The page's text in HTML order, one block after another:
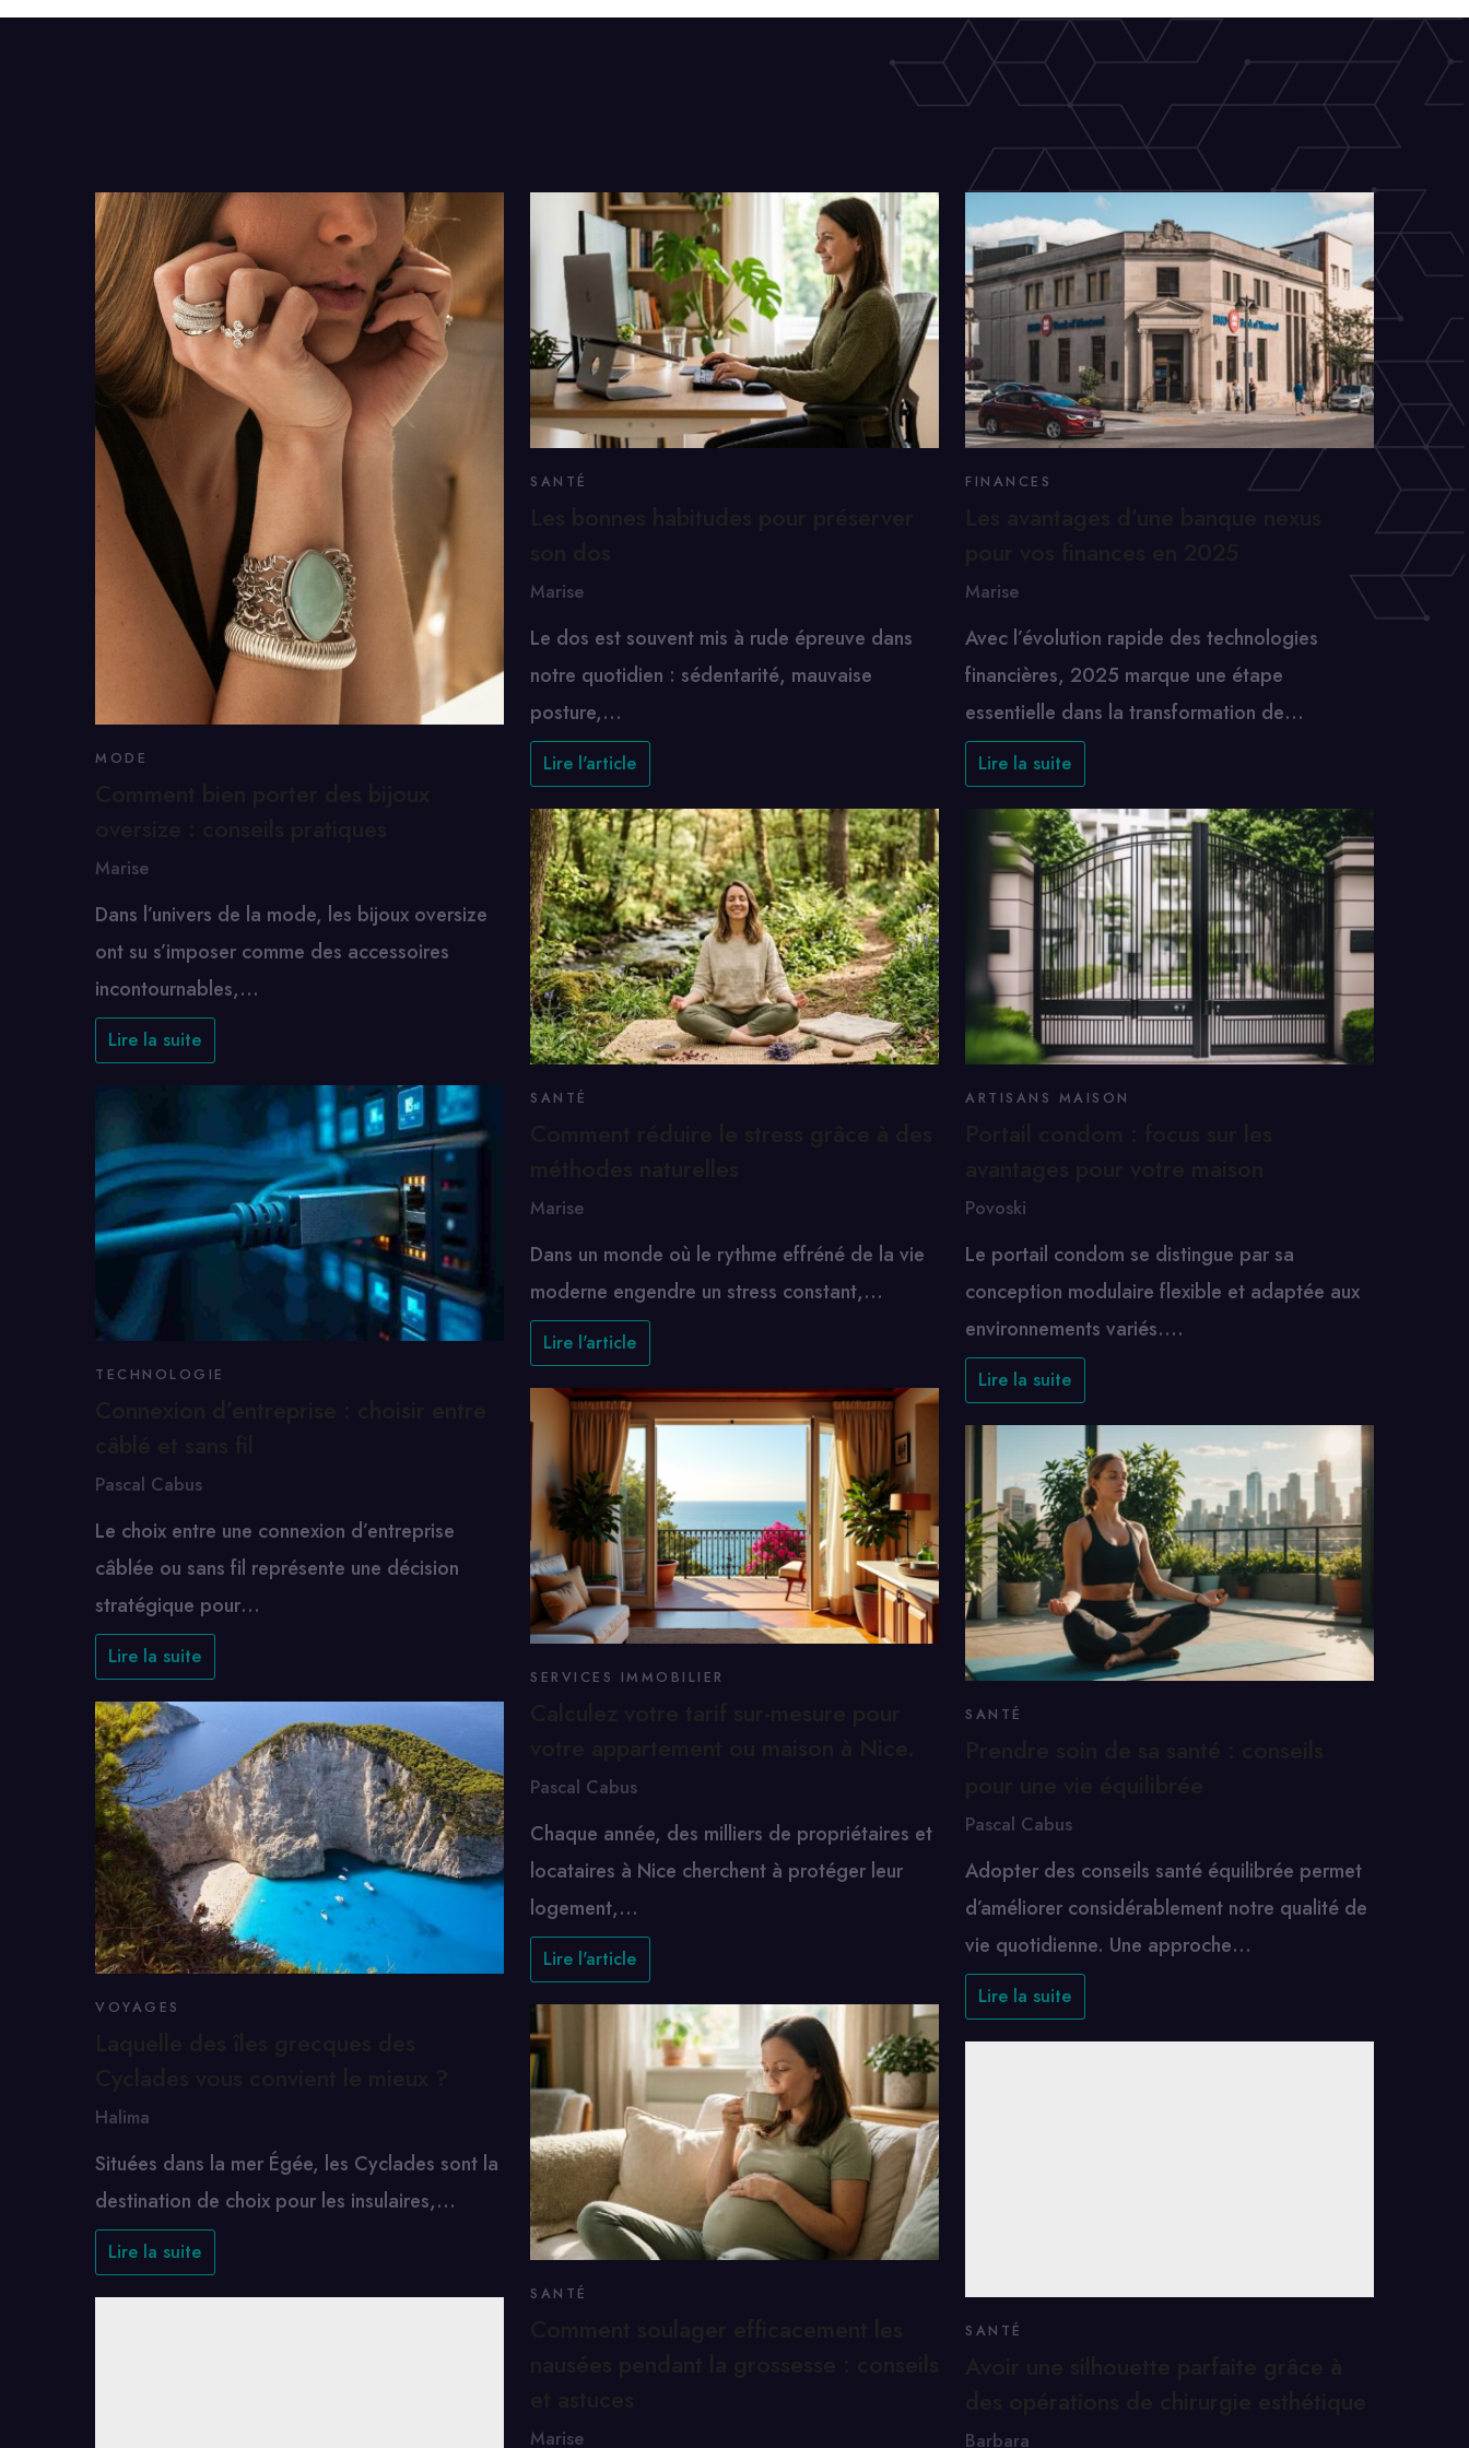
MODE
Marise
Dans l’univers de la mode, les bijoux oversize
ont su s’imposer comme des accessoires
incontournables,…
Lire la suite
TECHNOLOGIE
Pascal Cabus
Le choix entre une connexion d’entreprise
câblée ou sans fil représente une décision
stratégique pour…
Lire la suite
VOYAGES
Halima
Situées dans la mer Égée, les Cyclades sont la
destination de choix pour les insulaires,…
Lire la suite
SANTÉ
Marise
Le dos est souvent mis à rude épreuve dans
notre quotidien : sédentarité, mauvaise
posture,…
Lire l'article
SANTÉ
Marise
Dans un monde où le rythme effréné de la vie
moderne engendre un stress constant,…
Lire l'article
SERVICES IMMOBILIER
Pascal Cabus
Chaque année, des milliers de propriétaires et
locataires à Nice cherchent à protéger leur
logement,…
Lire l'article
SANTÉ
Marise
FINANCES
Marise
Avec l’évolution rapide des technologies
financières, 2025 marque une étape
essentielle dans la transformation de…
Lire la suite
ARTISANS MAISON
Povoski
Le portail condom se distingue par sa
conception modulaire flexible et adaptée aux
environnements variés.…
Lire la suite
SANTÉ
Pascal Cabus
Adopter des conseils santé équilibrée permet
d’améliorer considérablement notre qualité de
vie quotidienne. Une approche…
Lire la suite
SANTÉ
Barbara